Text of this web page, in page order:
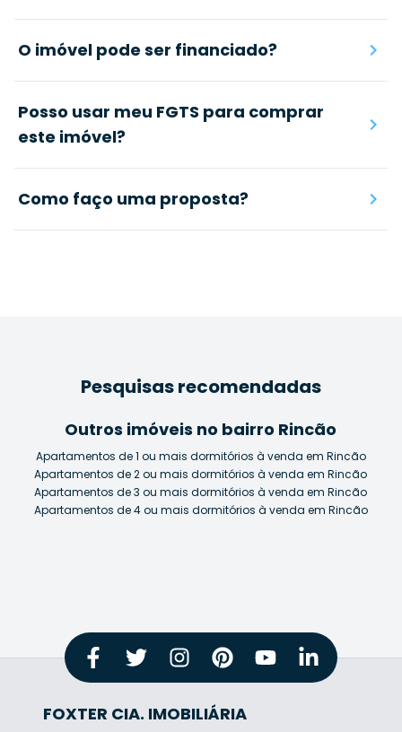
O imóvel pode ser financiado?
Posso usar meu FGTS para comprar
este imóvel?
Como faço uma proposta?
Pesquisas recomendadas
Outros imóveis no bairro Rincão
Apartamentos de 1 ou mais dormitórios à venda em Rincão
Apartamentos de 2 ou mais dormitórios à venda em Rincão
Apartamentos de 3 ou mais dormitórios à venda em Rincão
Apartamentos de 4 ou mais dormitórios à venda em Rincão
FOXTER CIA. IMOBILIÁRIA